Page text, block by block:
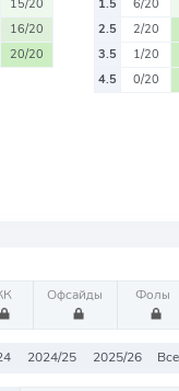
15/20
16/20
20/20
1.5
6/20
2.5
2/20
3.5
1/20
4.5
0/20
Офсайды Фолы
2024/25 2025/26 Все